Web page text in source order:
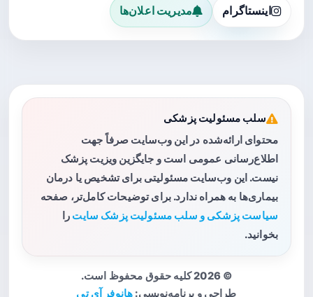
اینستاگرام مدیریت اعلان‌ها
سلب مسئولیت پزشکی
محتوای ارائه‌شده در این وب‌سایت صرفاً جهت
اطلاع‌رسانی عمومی است و جایگزین ویزیت پزشک
نیست. این وب‌سایت مسئولیتی برای تشخیص یا درمان
بیماری‌ها به همراه ندارد. برای توضیحات کامل‌تر، صفحه
سیاست پزشکی و سلب مسئولیت پزشک سایت را
بخوانید.
© 2026 کلیه حقوق محفوظ است.
طراحی و برنامه‌نویسی: هانوفر آی تی